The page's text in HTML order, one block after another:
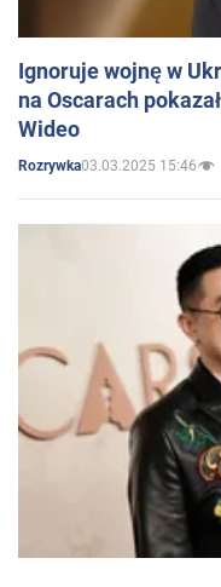
Ignoruje wojnę w
na Oscarach
Wideo
Rozrywka03.03.2025 15:46